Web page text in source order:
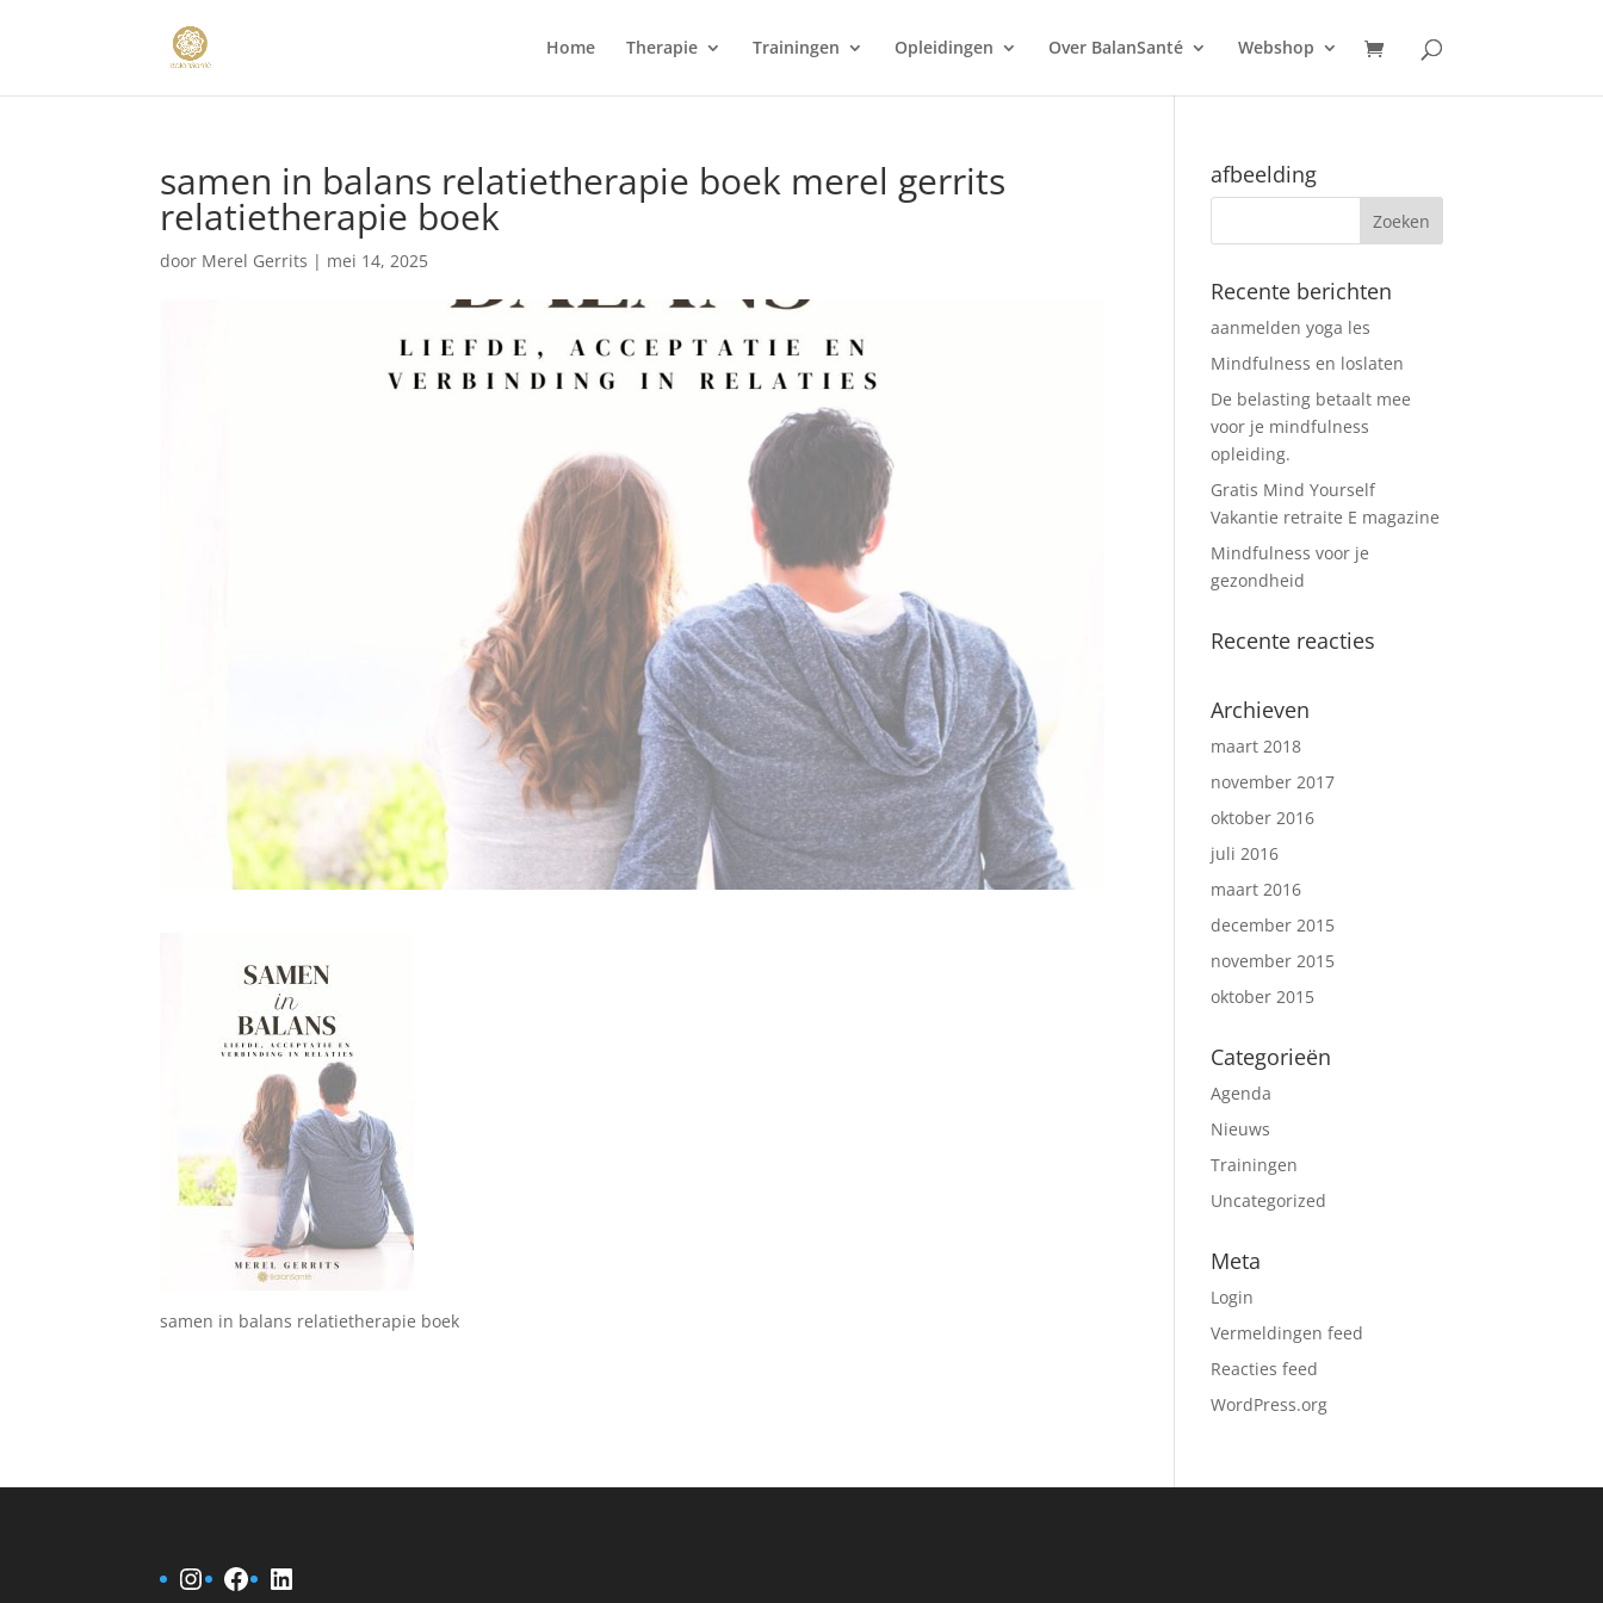
Home Therapie Trainingen Opleidingen Over BalanSanté Webshop
samen in balans relatietherapie boek merel gerrits
relatietherapie boek
door Merel Gerrits | mei 14, 2025
samen in balans relatietherapie boek
afbeelding
Recente berichten
aanmelden yoga les
Mindfulness en loslaten
De belasting betaalt mee
voor je mindfulness
opleiding.
Gratis Mind Yourself
Vakantie retraite E magazine
Mindfulness voor je
gezondheid
Recente reacties
Archieven
maart 2018
november 2017
oktober 2016
juli 2016
maart 2016
december 2015
november 2015
oktober 2015
Categorieën
Agenda
Nieuws
Trainingen
Uncategorized
Meta
Login
Vermeldingen feed
Reacties feed
WordPress.org
Instagram
Facebook
LinkedIn